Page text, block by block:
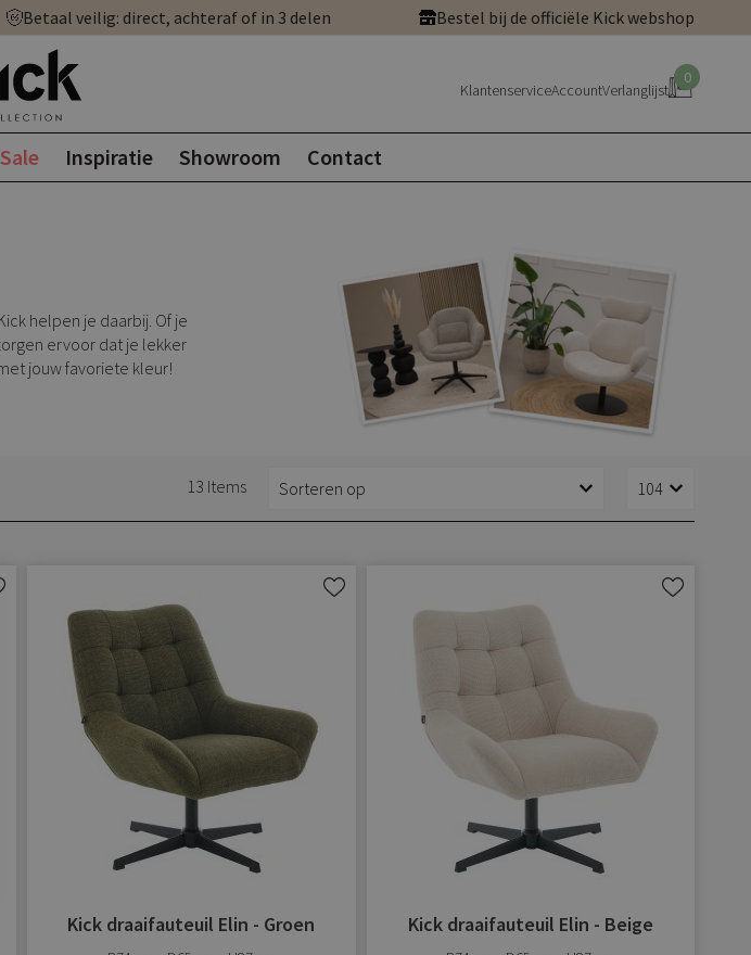
Betaal veilig: direct, achteraf of in 3 delen Bestel bij de officiële Kick webshop
KlantenserviceAccountVerlanglijst
0
Inspiratie Showroom Contact
helpen je daarbij. Of je
ervoor dat je lekker
jouw favoriete kleur!
13 Items
Kick draaifauteuil Elin - Groen Kick draaifauteuil Elin - Beige